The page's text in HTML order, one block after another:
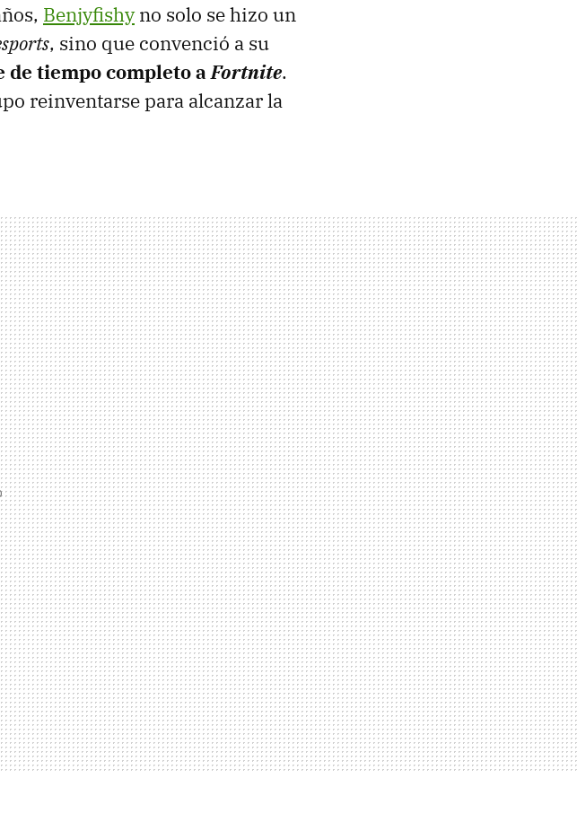
Benjyfishyno solo se hizo un
, sino que convenció a su
de tiempo completo aFortnite.
reinventarse para alcanzar la